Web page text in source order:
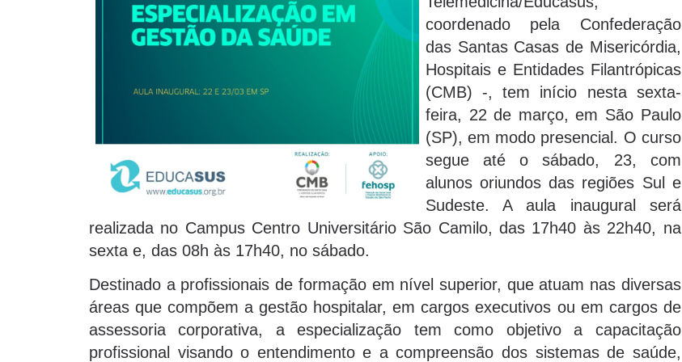
coordenado pela Confederação
das Santas Casas de Misericórdia,
Hospitais e Entidades Filantrópicas
(CMB) -, tem início nesta sexta-
feira, 22 de março, em São Paulo
(SP), em modo presencial. O curso
segue até o sábado, 23, com
alunos oriundos das regiões Sul e
Sudeste. A aula inaugural será
realizada no Campus Centro Universitário São Camilo, das 17h40 às 22h40, na
sexta e, das 08h às 17h40, no sábado.
Destinado a profissionais de formação em nível superior, que atuam nas diversas
áreas que compõem a gestão hospitalar, em cargos executivos ou em cargos de
assessoria corporativa, a especialização tem como objetivo a capacitação
profissional visando o entendimento e a compreensão dos sistemas de saúde,